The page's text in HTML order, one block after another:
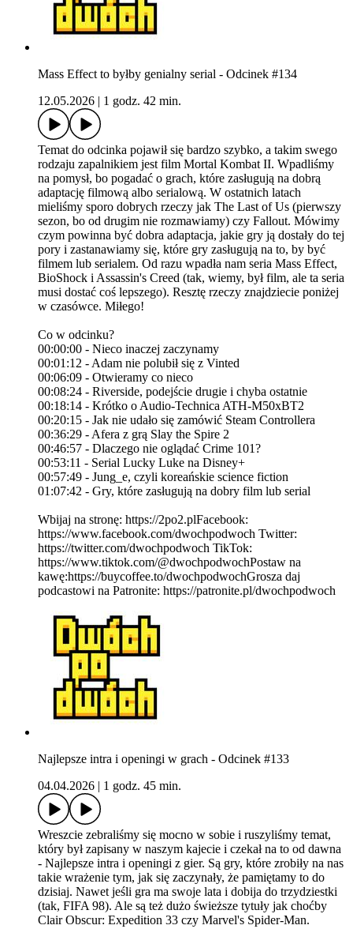
Mass Effect to byłby genialny serial - Odcinek #134
12.05.2026 | 1 godz. 42 min.
Temat do odcinka pojawił się bardzo szybko, a takim swego
rodzaju zapalnikiem jest film Mortal Kombat II. Wpadliśmy
na pomysł, bo pogadać o grach, które zasługują na dobrą
adaptację filmową albo serialową. W ostatnich latach
mieliśmy sporo dobrych rzeczy jak The Last of Us (pierwszy
sezon, bo od drugim nie rozmawiamy) czy Fallout. Mówimy
czym powinna być dobra adaptacja, jakie gry ją dostały do tej
pory i zastanawiamy się, które gry zasługują na to, by być
filmem lub serialem. Od razu wpadła nam seria Mass Effect,
BioShock i Assassin's Creed (tak, wiemy, był film, ale ta seria
musi dostać coś lepszego). Resztę rzeczy znajdziecie poniżej
w czasówce. Miłego!
Co w odcinku?
00:00:00 - Nieco inaczej zaczynamy
00:01:12 - Adam nie polubił się z Vinted
00:06:09 - Otwieramy co nieco
00:08:24 - Riverside, podejście drugie i chyba ostatnie
00:18:14 - Krótko o Audio-Technica ATH-M50xBT2
00:20:15 - Jak nie udało się zamówić Steam Controllera
00:36:29 - Afera z grą Slay the Spire 2
00:46:57 - Dlaczego nie oglądać Crime 101?
00:53:11 - Serial Lucky Luke na Disney+
00:57:49 - Jung_e, czyli koreańskie science fiction
01:07:42 - Gry, które zasługują na dobry film lub serial
Wbijaj na stronę: https://2po2.plFacebook:
https://www.facebook.com/dwochpodwoch Twitter:
https://twitter.com/dwochpodwoch TikTok:
https://www.tiktok.com/@dwochpodwochPostaw na
kawę:https://buycoffee.to/dwochpodwochGrosza daj
podcastowi na Patronite: https://patronite.pl/dwochpodwoch
Najlepsze intra i openingi w grach - Odcinek #133
04.04.2026 | 1 godz. 45 min.
Wreszcie zebraliśmy się mocno w sobie i ruszyliśmy temat,
który był zapisany w naszym kajecie i czekał na to od dawna
- Najlepsze intra i openingi z gier. Są gry, które zrobiły na nas
takie wrażenie tym, jak się zaczynały, że pamiętamy to do
dzisiaj. Nawet jeśli gra ma swoje lata i dobija do trzydziestki
(tak, FIFA 98). Ale są też dużo świeższe tytuły jak choćby
Clair Obscur: Expedition 33 czy Marvel's Spider-Man.